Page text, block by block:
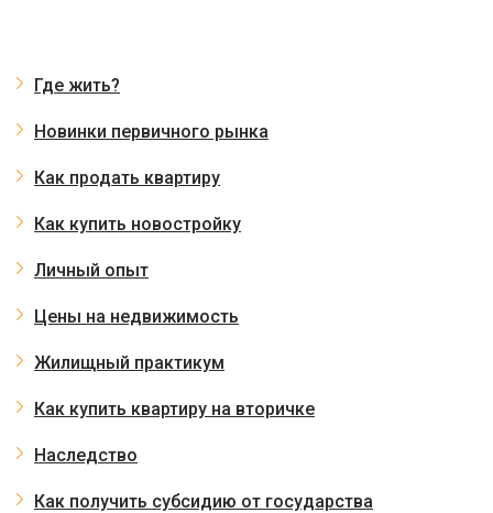
Где жить?
Новинки первичного рынка
Как продать квартиру
Как купить новостройку
Личный опыт
Цены на недвижимость
Жилищный практикум
Как купить квартиру на вторичке
Наследство
Как получить субсидию от государства